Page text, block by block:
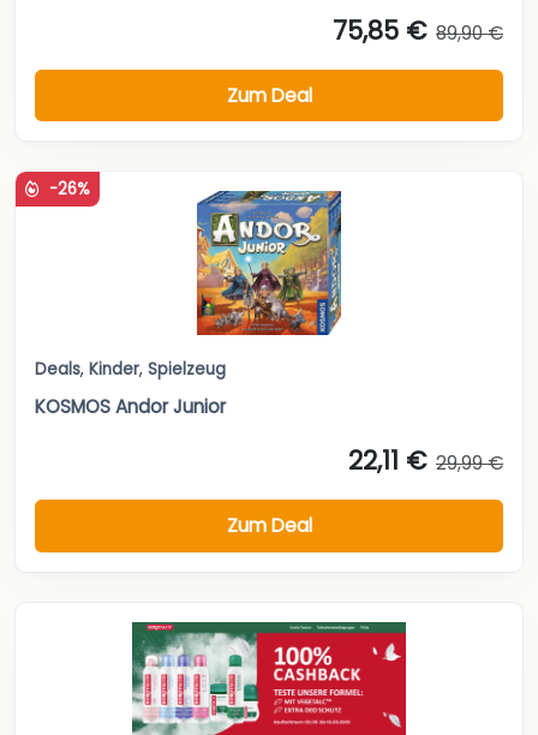
75,85 € 89,90 €
Zum Deal
-26%
Deals, Kinder, Spielzeug
KOSMOS Andor Junior
22,11 € 29,99 €
Zum Deal